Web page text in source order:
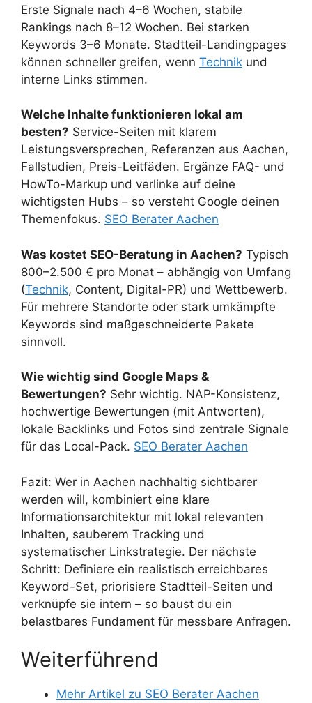
Erste Signale nach 4–6 Wochen, stabile
Rankings nach 8–12 Wochen. Bei starken
Keywords 3–6 Monate. Stadtteil-Landingpages
können schneller greifen, wenn Technik und
interne Links stimmen.
Welche Inhalte funktionieren lokal am
besten? Service-Seiten mit klarem
Leistungsversprechen, Referenzen aus Aachen,
Fallstudien, Preis-Leitfäden. Ergänze FAQ- und
HowTo-Markup und verlinke auf deine
wichtigsten Hubs – so versteht Google deinen
Themenfokus. SEO Berater Aachen
Was kostet SEO-Beratung in Aachen? Typisch
800–2.500 € pro Monat – abhängig von Umfang
(Technik, Content, Digital-PR) und Wettbewerb.
Für mehrere Standorte oder stark umkämpfte
Keywords sind maßgeschneiderte Pakete
sinnvoll.
Wie wichtig sind Google Maps &
Bewertungen? Sehr wichtig. NAP-Konsistenz,
hochwertige Bewertungen (mit Antworten),
lokale Backlinks und Fotos sind zentrale Signale
für das Local-Pack. SEO Berater Aachen
Fazit: Wer in Aachen nachhaltig sichtbarer
werden will, kombiniert eine klare
Informationsarchitektur mit lokal relevanten
Inhalten, sauberem Tracking und
systematischer Linkstrategie. Der nächste
Schritt: Definiere ein realistisch erreichbares
Keyword-Set, priorisiere Stadtteil-Seiten und
verknüpfe sie intern – so baust du ein
belastbares Fundament für messbare Anfragen.
Weiterführend
Mehr Artikel zu SEO Berater Aachen